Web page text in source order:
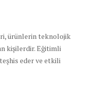
ürünlerin teknolojik
kişilerdir. Eğitimli
eder ve etkili